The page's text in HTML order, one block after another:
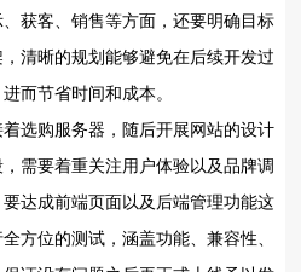
获客、销售等方面，还要明确目标
清晰的规划能够避免在后续开发过
而节省时间和成本。
选购服务器，随后开展网站的设计
需要着重关注用户体验以及品牌调
达成前端页面以及后端管理功能这
方位的测试，涵盖功能、兼容性、